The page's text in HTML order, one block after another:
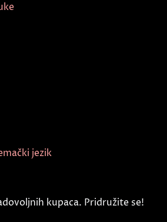
jezik
kupaca. Pridružite se!